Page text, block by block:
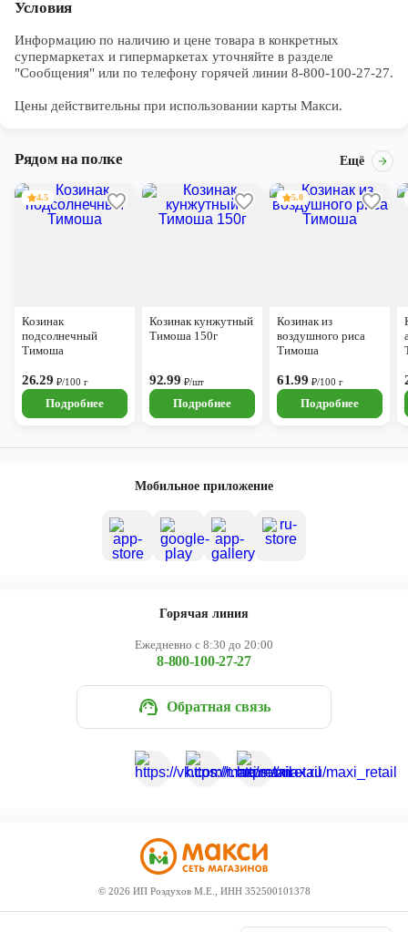
Условия
Информацию по наличию и цене товара в конкретных
супермаркетах и гипермаркетах уточняйте в разделе
"Сообщения" или по телефону горячей линии 8-800-100-27-27.
Цены действительны при использовании карты Макси.
Рядом на полке Ещё
4.5
Козинак
подсолнечный
Тимоша
26.29₽/100 г
Подробнее
Козинак кунжутный
Тимоша 150г
92.99₽/шт
Подробнее
5.0
Козинак из
воздушного риса
Тимоша
61.99₽/100 г
Подробнее
Мобильное приложение
Горячая линия
Ежедневно с 8:30 до 20:00
8-800-100-27-27
Обратная связь
© 2026 ИП Роздухов М.Е., ИНН 352500101378